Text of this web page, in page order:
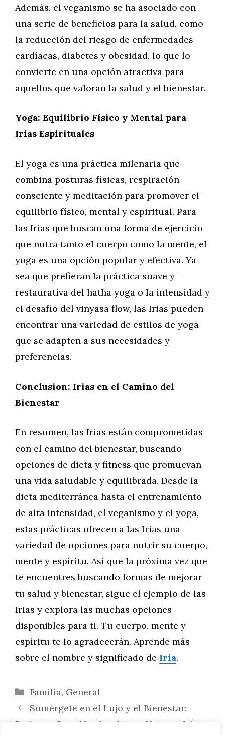
Además, el veganismo se ha asociado con
una serie de beneficios para la salud, como
la reducción del riesgo de enfermedades
cardíacas, diabetes y obesidad, lo que lo
convierte en una opción atractiva para
aquellos que valoran la salud y el bienestar.
Yoga: Equilibrio Físico y Mental para
Irias Espirituales
El yoga es una práctica milenaria que
combina posturas físicas, respiración
consciente y meditación para promover el
equilibrio físico, mental y espiritual. Para
las Irias que buscan una forma de ejercicio
que nutra tanto el cuerpo como la mente, el
yoga es una opción popular y efectiva. Ya
sea que prefieran la práctica suave y
restaurativa del hatha yoga o la intensidad y
el desafío del vinyasa flow, las Irias pueden
encontrar una variedad de estilos de yoga
que se adapten a sus necesidades y
preferencias.
Conclusion: Irias en el Camino del
Bienestar
En resumen, las Irias están comprometidas
con el camino del bienestar, buscando
opciones de dieta y fitness que promuevan
una vida saludable y equilibrada. Desde la
dieta mediterránea hasta el entrenamiento
de alta intensidad, el veganismo y el yoga,
estas prácticas ofrecen a las Irias una
variedad de opciones para nutrir su cuerpo,
mente y espíritu. Así que la próxima vez que
te encuentres buscando formas de mejorar
tu salud y bienestar, sigue el ejemplo de las
Irias y explora las muchas opciones
disponibles para ti. Tu cuerpo, mente y
espíritu te lo agradecerán. Aprende más
sobre el nombre y significado de Iria.
Categorías
Familia, General
Sumérgete en el Lujo y el Bienestar:
Retiros y Spas Nombrados en Honor a Iria